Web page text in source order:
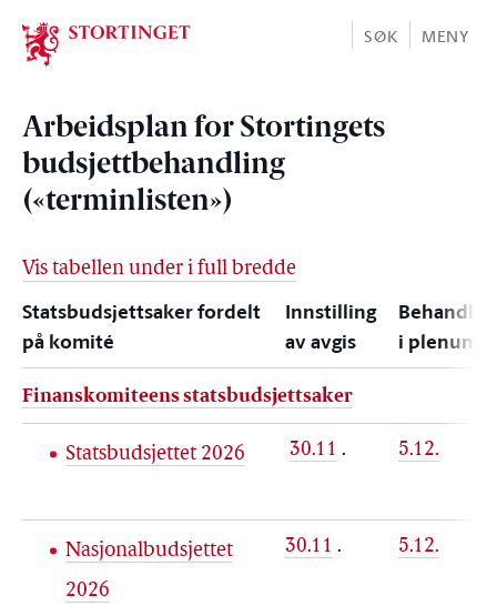
Stortinget.no
SØK MENY
Arbeidsplan for Stortingets
budsjettbehandling
(«terminlisten»)
Vis tabellen under i full bredde
Statsbudsjettsaker fordelt
på komité
Innstilling
av avgis
i plenum
Finanskomiteens statsbudsjettsaker
Statsbudsjettet 2026 30.11 . 5.12.
Nasjonalbudsjettet
2026
30.11 . 5.12.